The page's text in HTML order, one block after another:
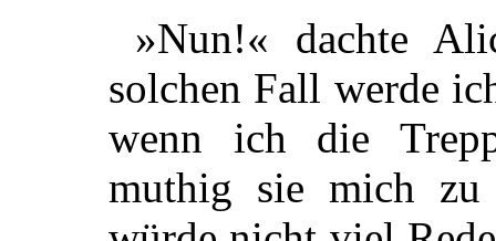
»Nun!« dachte
solchen Fall werde
wenn ich die
muthig sie mich